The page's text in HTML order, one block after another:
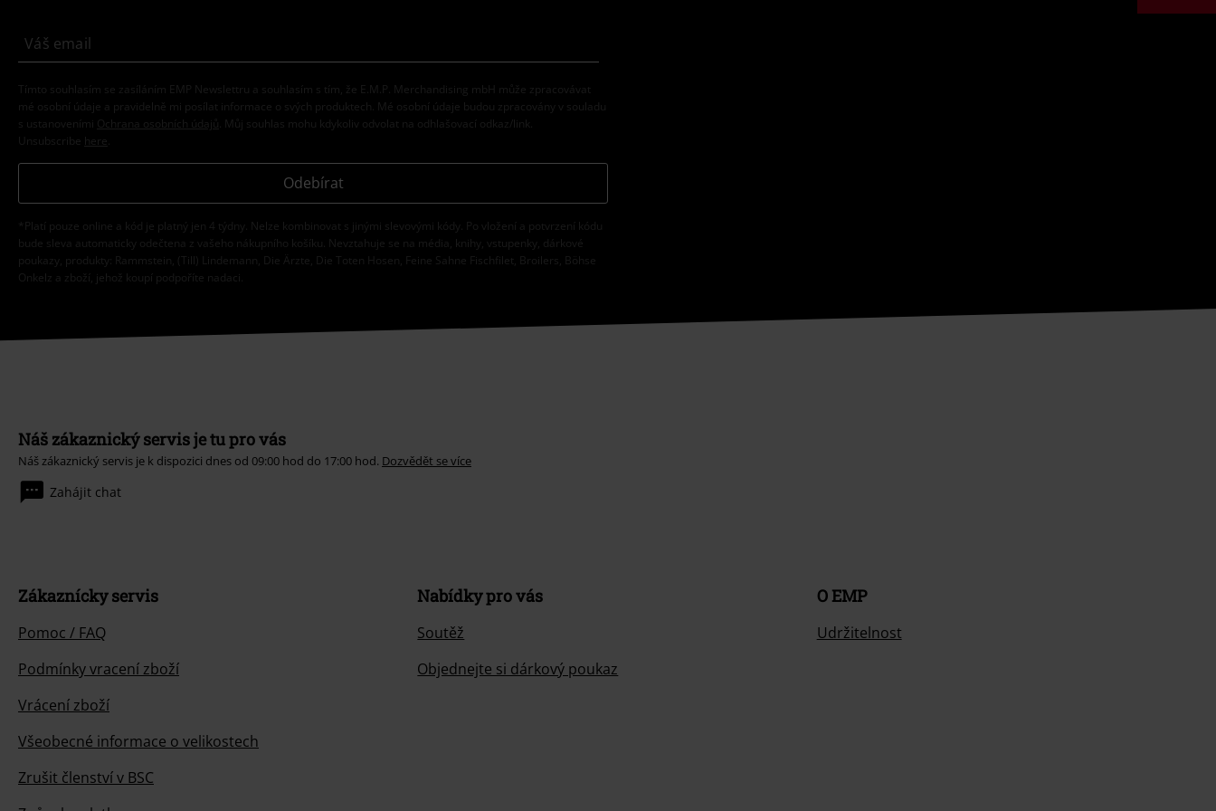
Tímto souhlasím se zasíláním EMP Newslettru a souhlasím s tím, že E.M.P. Merchandising mbH může zpracovávat
mé osobní údaje a pravidelně mi posílat informace o svých produktech. Mé osobní údaje budou zpracovány v souladu
s ustanoveními
Ochrana osobních údajů . Můj souhlas mohu kdykoliv odvolat na odhlašovací odkaz/link.
Unsubscribe here
Odebírat
*Platí pouze online a kód je platný jen 4 týdny. Nelze kombinovat s jinými slevovými kódy. Po vložení a potvrzení kódu
bude sleva automaticky odečtena z vašeho nákupního košíku. Nevztahuje se na média, knihy, vstupenky, dárkové
poukazy, produkty: Rammstein, (Till) Lindemann, Die Ärzte, Die Toten Hosen, Feine Sahne Fischfilet, Broilers, Böhse
Onkelz a zboží, jehož koupí podpoříte nadaci.
Náš zákaznický servis je tu pro vás
Náš zákaznický servis je k dispozici dnes od 09:00 hod do 17:00 hod. Dozvědět se více
Zahájit chat
Zákaznícky servis
Pomoc / FAQ
Podmínky vracení zboží
Vrácení zboží
Všeobecné informace o velikostech
Zrušit členství v BSC
Nabídky pro vás
Soutěž
Objednejte si dárkový poukaz
O EMP
Udržitelnost